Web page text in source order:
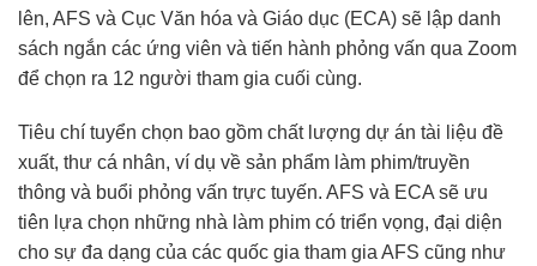
lên, AFS và Cục Văn hóa và Giáo dục (ECA) sẽ lập danh
sách ngắn các ứng viên và tiến hành phỏng vấn qua Zoom
để chọn ra 12 người tham gia cuối cùng.
Tiêu chí tuyển chọn bao gồm chất lượng dự án tài liệu đề
xuất, thư cá nhân, ví dụ về sản phẩm làm phim/truyền
thông và buổi phỏng vấn trực tuyến. AFS và ECA sẽ ưu
tiên lựa chọn những nhà làm phim có triển vọng, đại diện
cho sự đa dạng của các quốc gia tham gia AFS cũng như